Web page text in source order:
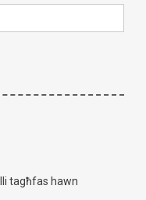
tagħfas hawn